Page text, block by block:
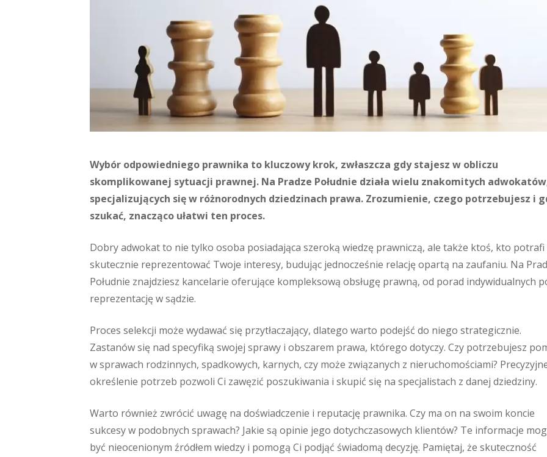
Wybór odpowiedniego prawnika to kluczowy krok, zwłaszcza gdy stajesz w obliczu
skomplikowanej sytuacji prawnej. Na Pradze Południe działa wielu znakomitych
specjalizujących się w różnorodnych dziedzinach prawa. Zrozumienie, czego potrzebujesz i
szukać, znacząco ułatwi ten proces.
Dobry adwokat to nie tylko osoba posiadająca szeroką wiedzę prawniczą, ale także ktoś, kto potrafi
skutecznie reprezentować Twoje interesy, budując jednocześnie relację opartą na zaufaniu. Na
Południe znajdziesz kancelarie oferujące kompleksową obsługę prawną, od porad indywidualnych
reprezentację w sądzie.
Proces selekcji może wydawać się przytłaczający, dlatego warto podejść do niego strategicznie.
Zastanów się nad specyfiką swojej sprawy i obszarem prawa, którego dotyczy. Czy potrzebujesz
w sprawach rodzinnych, spadkowych, karnych, czy może związanych z nieruchomościami?
określenie potrzeb pozwoli Ci zawęzić poszukiwania i skupić się na specjalistach z danej dziedziny.
Warto również zwrócić uwagę na doświadczenie i reputację prawnika. Czy ma on na swoim koncie
sukcesy w podobnych sprawach? Jakie są opinie jego dotychczasowych klientów? Te informacje
być nieocenionym źródłem wiedzy i pomogą Ci podjąć świadomą decyzję. Pamiętaj, że skuteczność